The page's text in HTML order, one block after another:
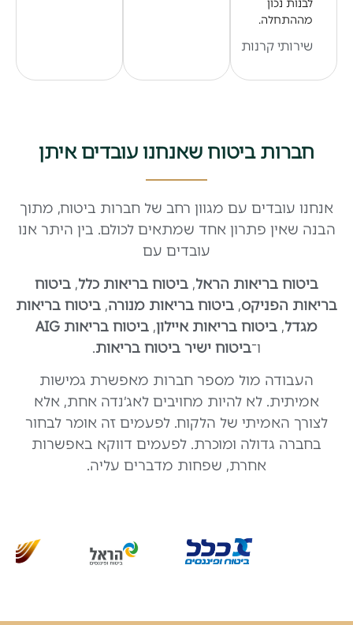
לבנות נכון
מההתחלה.
שירותי קרנות פנסיה
חברות ביטוח שאנחנו עובדים איתן
אנחנו עובדים עם מגוון רחב של חברות ביטוח, מתוך
הבנה שאין פתרון אחד שמתאים לכולם. בין היתר אנו
עובדים עם
ביטוח בריאות הראל, ביטוח בריאות כלל, ביטוח
בריאות הפניקס, ביטוח בריאות מנורה, ביטוח בריאות
מגדל, ביטוח בריאות איילון, ביטוח בריאות AIG
ו־ביטוח ישיר ביטוח בריאות.
העבודה מול מספר חברות מאפשרת גמישות
אמיתית. לא להיות מחויבים לאג׳נדה אחת, אלא
לצורך האמיתי של הלקוח. לפעמים זה אומר לבחור
בחברה גדולה ומוכרת. לפעמים דווקא באפשרות
אחרת, שפחות מדברים עליה.